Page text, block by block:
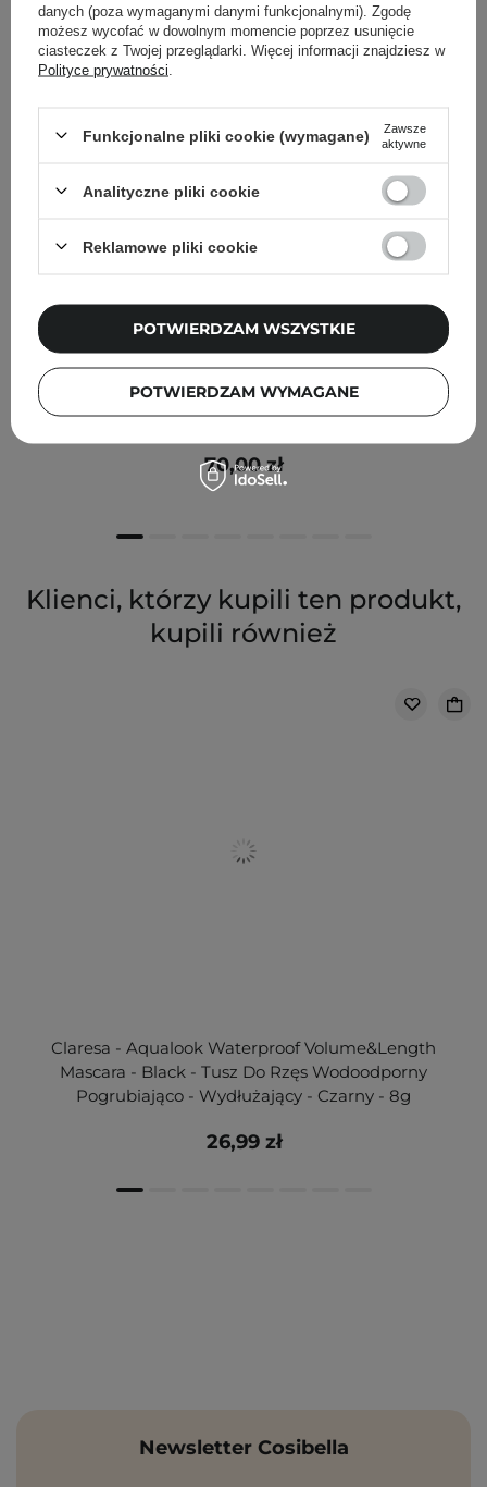
Bioderma - Sébium Pore Refiner - Krem Zwężający
Pory - 30ml
70,00 zł
Klienci, którzy kupili ten produkt,
kupili również
Claresa - Aqualook Waterproof Volume&Length
Mascara - Black - Tusz Do Rzęs Wodoodporny
Pogrubiająco - Wydłużający - Czarny - 8g
26,99 zł
Newsletter Cosibella
danych (poza wymaganymi danymi funkcjonalnymi). Zgodę
możesz wycofać w dowolnym momencie poprzez usunięcie
ciasteczek z Twojej przeglądarki. Więcej informacji znajdziesz w
Polityce prywatności
Funkcjonalne pliki cookie (wymagane)
Zawsze
aktywne
Analityczne pliki cookie
Reklamowe pliki cookie
POTWIERDZAM WYMAGANE
POTWIERDZAM WSZYSTKIE